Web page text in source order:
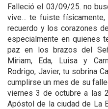
Falleció el 03/09/25. no
vive… te fuiste
recuerdo y los corazones
especialmente en quienes
paz en los brazos del
Miriam, Eda, Luisa y
Rodrigo, Javier, tu sobrina
cumplirse un mes de su
viernes 3 de octubre a las
Apóstol de la ciudad de La